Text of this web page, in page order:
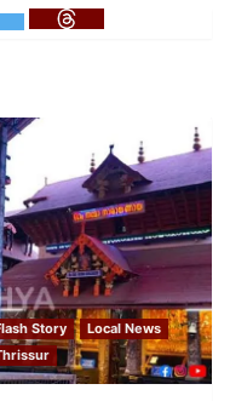
Story
Local News